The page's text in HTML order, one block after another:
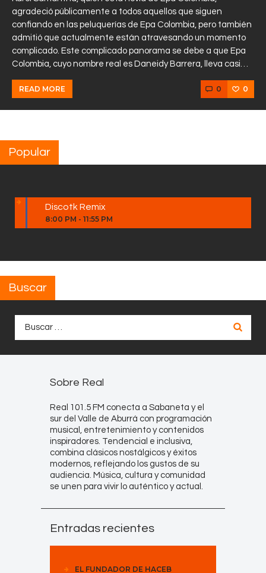
agradeció públicamente a todos aquellos que siguen
confiando en las peluquerías de Epa Colombia, pero también
admitió que actualmente están atravesando un momento
complicado. Este complicado panorama se debe a que Epa
Colombia, cuyo nombre real es Daneidy Barrera, lleva casi…
READ MORE 0 0
Popular
Discotk Remix
8:00 PM - 11:55 PM
Buscar
Sobre Real
Real 101.5 FM conecta a Sabaneta y el
sur del Valle de Aburrá con programación
musical, entretenimiento y contenidos
inspiradores. Tendencial e inclusiva,
combina clásicos nostálgicos y éxitos
modernos, reflejando los gustos de su
audiencia. Música, cultura y comunidad
se unen para vivir lo auténtico y actual.
Entradas recientes
EL FUNDADOR DE HACEB